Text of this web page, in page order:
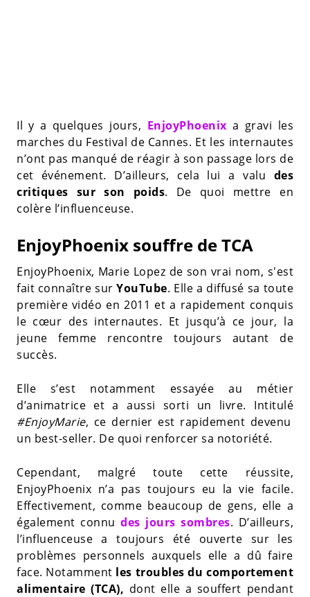
Il y a quelques jours, EnjoyPhoenix a gravi les
marches du Festival de Cannes. Et les internautes
n’ont pas manqué de réagir à son passage lors de
cet événement. D’ailleurs, cela lui a valu des
critiques sur son poids. De quoi mettre en
colère l’influenceuse.
EnjoyPhoenix souffre de TCA
EnjoyPhoenix, Marie Lopez de son vrai nom, s'est
fait connaître surYouTube. Elle a diffusé sa toute
première vidéo en 2011 et a rapidement conquis
le cœur des internautes. Et jusqu’à ce jour, la
jeune femme rencontre toujours autant de
succès.
Elle s’est notamment essayée au métier
d’animatrice et a aussi sorti un livre. Intitulé
#EnjoyMarie, ce dernier est rapidement devenu
un best-seller. De quoi renforcer sa notoriété.
Cependant, malgré toute cette réussite,
EnjoyPhoenix n’a pas toujours eu la vie facile.
Effectivement, comme beaucoup de gens, elle a
également connu des jours sombres. D’ailleurs,
l’influenceuse a toujours été ouverte sur les
problèmes personnels auxquels elle a dû faire
face. Notamment les troubles du comportement
alimentaire (TCA), dont elle a souffert pendant